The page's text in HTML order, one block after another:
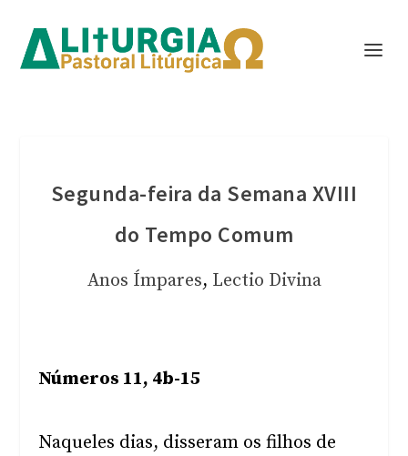
Segunda-feira da Semana XVIII
do Tempo Comum
Anos Ímpares, Lectio Divina
Números 11, 4b-15
Naqueles dias, disseram os filhos de